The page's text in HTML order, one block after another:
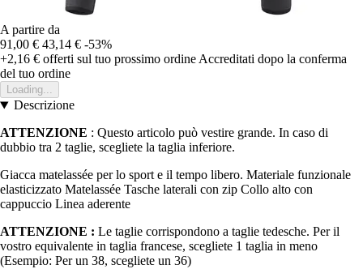
A partire da
91,00 € 43,14 € -53%
+2,16 € offerti sul tuo prossimo ordine Accreditati dopo la conferma
del tuo ordine
Loading...
Descrizione
ATTENZIONE : Questo articolo può vestire grande. In caso di
dubbio tra 2 taglie, scegliete la taglia inferiore.
Giacca matelassée per lo sport e il tempo libero. Materiale funzionale
elasticizzato Matelassée Tasche laterali con zip Collo alto con
cappuccio Linea aderente
ATTENZIONE : Le taglie corrispondono a taglie tedesche. Per il
vostro equivalente in taglia francese, scegliete 1 taglia in meno
(Esempio: Per un 38, scegliete un 36)